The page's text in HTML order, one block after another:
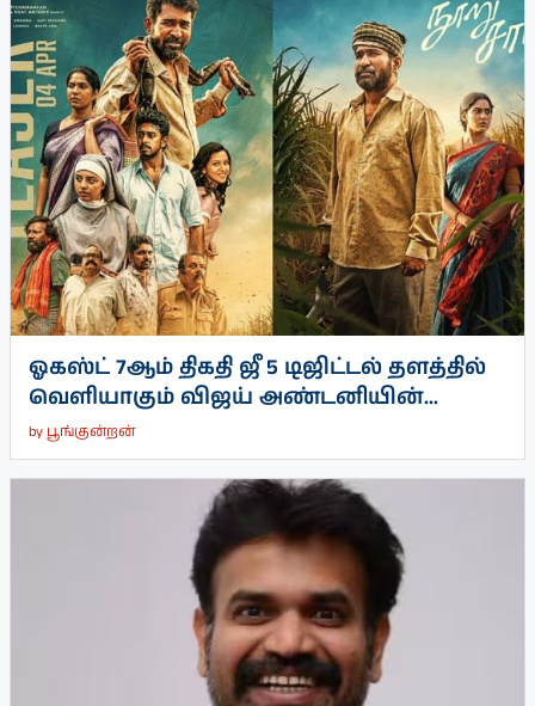
ஓகஸ்ட் 7ஆம் திகதி ஜீ 5 டிஜிட்டல் தளத்தில்
வெளியாகும் விஜய் அண்டனியின்...
by பூங்குன்றன்